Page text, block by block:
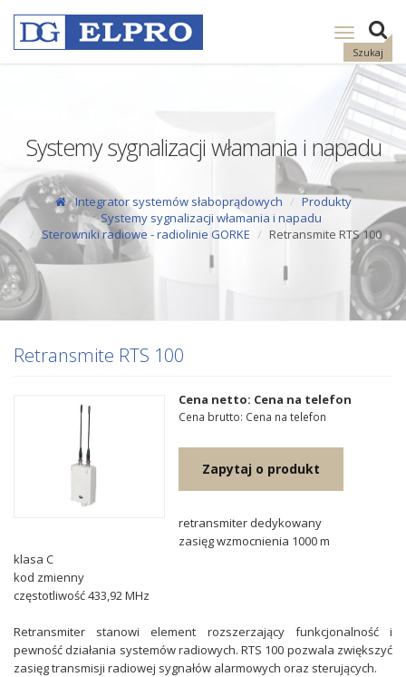
Szukaj
Pokaż
nawigację
Systemy sygnalizacji włamania i napadu
Integrator systemów słaboprądowych
Produkty
Systemy sygnalizacji włamania i napadu
Sterowniki radiowe - radiolinie GORKE
Retransmite RTS 100
Retransmite RTS 100
Cena netto: Cena na telefon
Cena brutto: Cena na telefon
Zapytaj o produkt
retransmiter dedykowany
zasięg wzmocnienia 1000 m
klasa C
kod zmienny
częstotliwość 433,92 MHz
Retransmiter stanowi element rozszerzający funkcjonalność i
pewność działania systemów radiowych. RTS 100 pozwala zwiększyć
zasięg transmisji radiowej sygnałów alarmowych oraz sterujących.